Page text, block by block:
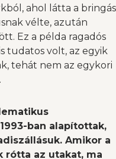
ahol látta a bringás
vélte, azután
Ez a példa ragadós
tudatos volt, az egyik
tehát nem az egykori
ban alapítottak,
Amikor a
rótta az utakat, ma